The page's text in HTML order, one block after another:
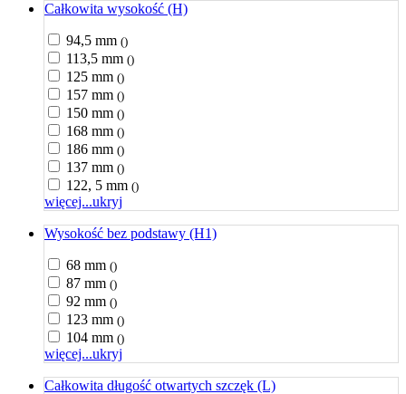
Całkowita wysokość (H)
94,5 mm ()
113,5 mm ()
125 mm ()
157 mm ()
150 mm ()
168 mm ()
186 mm ()
137 mm ()
122, 5 mm ()
więcej...ukryj
Wysokość bez podstawy (H1)
68 mm ()
87 mm ()
92 mm ()
123 mm ()
104 mm ()
więcej...ukryj
Całkowita długość otwartych szczęk (L)